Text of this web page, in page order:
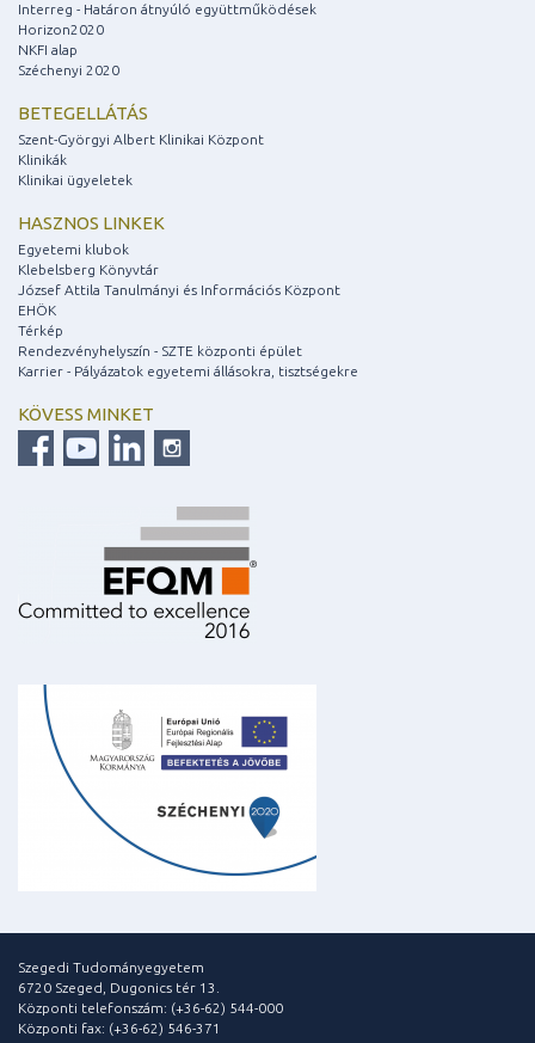
Interreg - Határon átnyúló együttműködések
Horizon2020
NKFI alap
Széchenyi 2020
BETEGELLÁTÁS
Szent-Györgyi Albert Klinikai Központ
Klinikák
Klinikai ügyeletek
HASZNOS LINKEK
Egyetemi klubok
Klebelsberg Könyvtár
József Attila Tanulmányi és Információs Központ
EHÖK
Térkép
Rendezvényhelyszín - SZTE központi épület
Karrier - Pályázatok egyetemi állásokra, tisztségekre
KÖVESS MINKET
Szegedi Tudományegyetem
6720 Szeged, Dugonics tér 13.
Központi telefonszám: (+36-62) 544-000
Központi fax: (+36-62) 546-371